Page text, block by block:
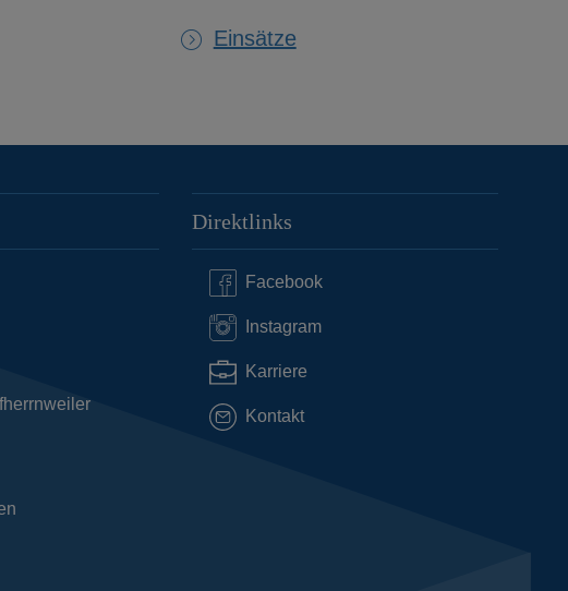
Einsätze
Direktlinks
Facebook
Instagram
Karriere
Kontakt